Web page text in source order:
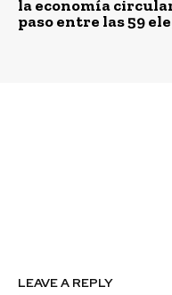
la economía
paso entre las 59
LEAVE A REPLY